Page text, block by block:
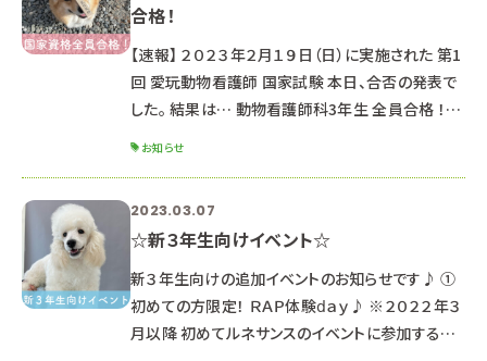
合格！
【速報】 ２０２３年２月１９日（日）に実施された 第1
回 愛玩動物看護師 国家試験 本日、合否の発表で
した。 結果は… 動物看護師科3年生 全員合格 ！！！
加お待ちしています♪ ■今後の日程 ３月２５日
（土）４月２２日（土） ▶▶予約はこちらから！
お知らせ
2023.03.07
☆新３年生向けイベント☆
新３年生向けの追加イベントのお知らせです♪ ①
初めての方限定！ ＲＡＰ体験ⅾａｙ♪ ※２０２２年３
月以降 初めてルネサンスのイベントに参加する新